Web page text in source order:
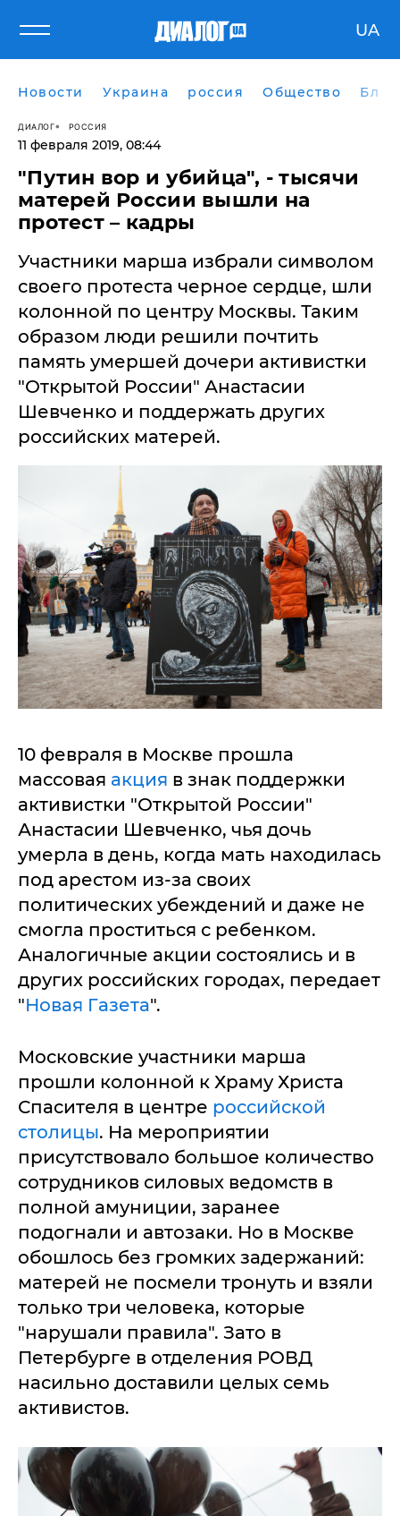
UA
Новости Украина россия Общество
ДИАЛОГ РОССИЯ
11 февраля 2019, 08:44
"Путин вор и убийца", - тысячи
матерей России вышли на
протест – кадры
Участники марша избрали символом
своего протеста черное сердце, шли
колонной по центру Москвы. Таким
образом люди решили почтить
память умершей дочери активистки
"Открытой России" Анастасии
Шевченко и поддержать других
российских матерей.
10 февраля в Москве прошла
массовая акция в знак поддержки
активистки "Открытой России"
Анастасии Шевченко, чья дочь
умерла в день, когда мать находилась
под арестом из-за своих
политических убеждений и даже не
смогла проститься с ребенком.
Аналогичные акции состоялись и в
других российских городах, передает
"Новая Газета".
Московские участники марша
прошли колонной к Храму Христа
Спасителя в центре российской
столицы. На мероприятии
присутствовало большое количество
сотрудников силовых ведомств в
полной амуниции, заранее
подогнали и автозаки. Но в Москве
обошлось без громких задержаний:
матерей не посмели тронуть и взяли
только три человека, которые
"нарушали правила". Зато в
Петербурге в отделения РОВД
насильно доставили целых семь
активистов.